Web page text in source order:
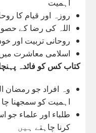
اہمیت
روزہ اور قیام کا
اللہ کی رضا کے
روحانی تربیت اور
اسلامی معاشرت
کتاب کس کو فائدہ
وہ افراد جو رمضان
اہمیت کو سمجھنا
طلباء اور علماء
کرنا چاہتے ہیں